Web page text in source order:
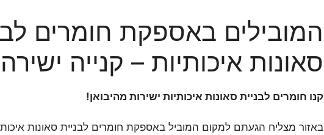
המובילים באספקת חומרים
סאונות איכותיות – קנייה
קנו חומרים לבניית סאונות איכותיות ישירות מהיבואן!
באזור מצליח הגעתם למקום המוביל באספקת חומרים לבניית סאונות